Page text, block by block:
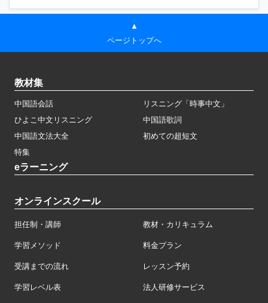
▲
ページトップへ
教材集
中国語会話
リスニング「時事中文」
ひよこ中文リスニング
中国語歌詞
中国語文法大全
初めての超短文
特集
eラーニング
オンラインスクール
担任制・講師 教材・カリキュラム
学習メソッド 料金プラン
受講までの流れ レッスン予約
学習レベル表 法人研修サービス